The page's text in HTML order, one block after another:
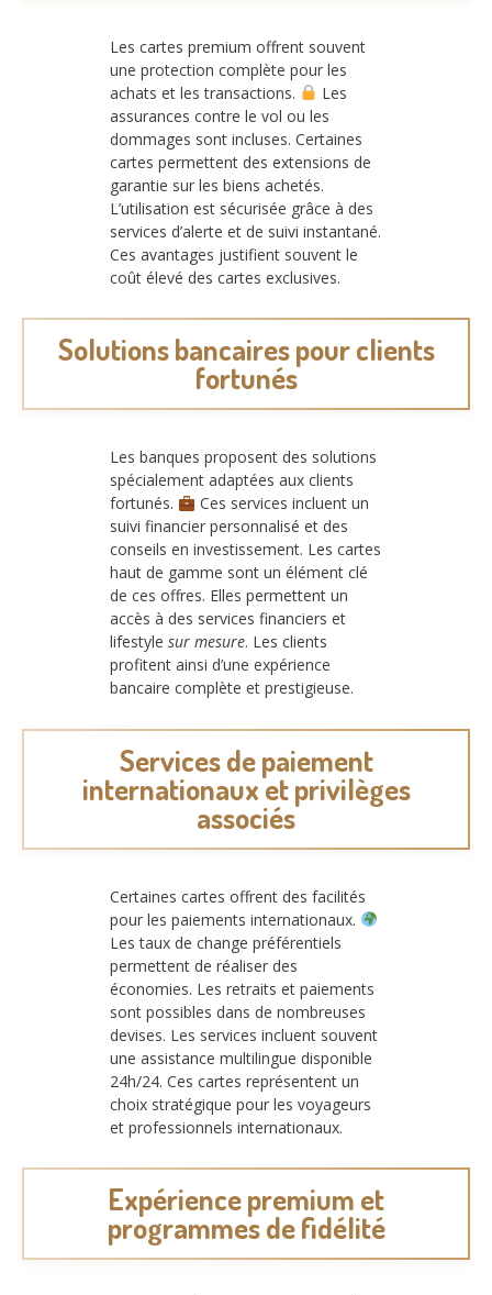
Les cartes premium offrent souvent
une protection complète pour les
achats et les transactions.
Les
assurances contre le vol ou les
dommages sont incluses. Certaines
cartes permettent des extensions de
garantie sur les biens achetés.
L’utilisation est sécurisée grâce à des
services d’alerte et de suivi instantané.
Ces avantages justifient souvent le
coût élevé des cartes exclusives.
Solutions bancaires pour clients
fortunés
Les banques proposent des solutions
spécialement adaptées aux clients
fortunés.
Ces services incluent un
suivi financier personnalisé et des
conseils en investissement. Les cartes
haut de gamme sont un élément clé
de ces offres. Elles permettent un
accès à des services financiers et
lifestyle sur mesure. Les clients
profitent ainsi d’une expérience
bancaire complète et prestigieuse.
Services de paiement
internationaux et privilèges
associés
Certaines cartes offrent des facilités
pour les paiements internationaux.
Les taux de change préférentiels
permettent de réaliser des
économies. Les retraits et paiements
sont possibles dans de nombreuses
devises. Les services incluent souvent
une assistance multilingue disponible
24h/24. Ces cartes représentent un
choix stratégique pour les voyageurs
et professionnels internationaux.
Expérience premium et
programmes de fidélité